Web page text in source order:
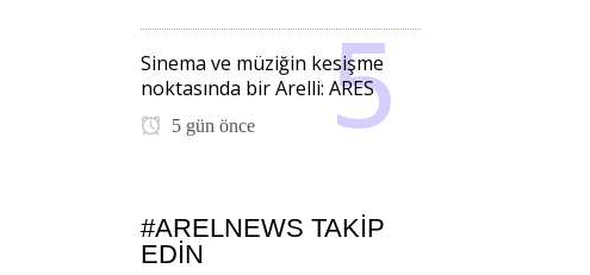
Sinema ve müziğin kesişme
noktasında bir Arelli: ARES
5 gün önce
#ARELNEWS TAKIP
EDIN